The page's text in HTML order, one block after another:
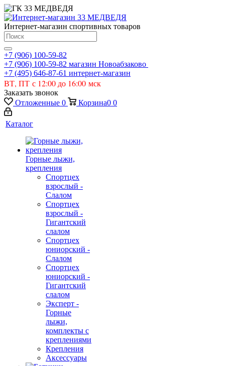
Интернет-магазин спортивных товаров
+7 (906) 100-59-82
+7 (906) 100-59-82 магазин Новоабзаково
+7 (495) 646-87-61 интернет-магазин
ВТ, ПТ с 12:00 до 16:00 мск
Заказать звонок
Отложенные 0 Корзина0 0
Каталог
Горные лыжи,
крепления
Спортцех
взрослый -
Слалом
Спортцех
взрослый -
Гигантский
слалом
Спортцех
юниорский -
Слалом
Спортцех
юниорский -
Гигантский
слалом
Эксперт -
Горные
лыжи,
комплекты с
креплениями
Крепления
Аксессуары